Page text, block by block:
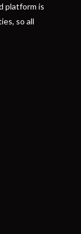
platform is
so all